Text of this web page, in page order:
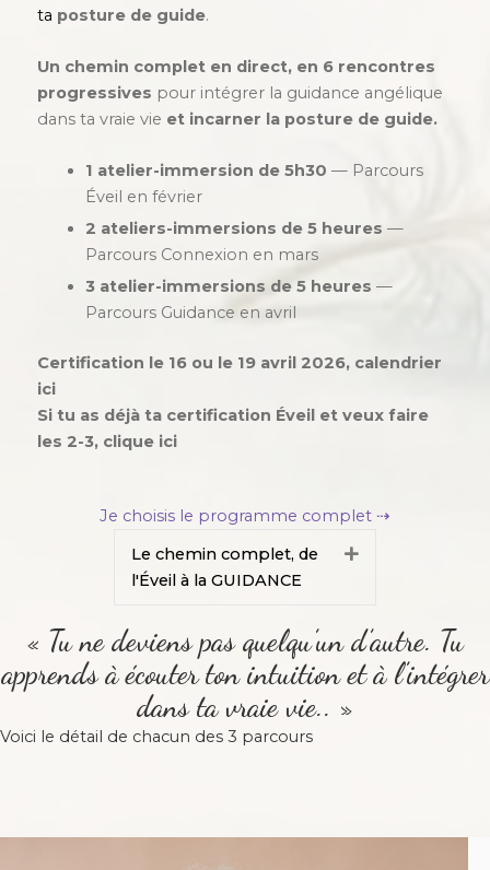
ta posture de guide.
Un chemin complet en direct, en 6 rencontres
progressives pour intégrer la guidance angélique
dans ta vraie vie et incarner la posture de guide.
1 atelier-immersion de 5h30 — Parcours
Éveil en février
2 ateliers-immersions de 5 heures —
Parcours Connexion en mars
3 atelier-immersions de 5 heures —
Parcours Guidance en avril
Certification le 16 ou le 19 avril 2026, calendrier
ici
Si tu as déjà ta certification Éveil et veux faire
les 2-3, clique ici
Je choisis le programme complet ⇢
Le chemin complet, de
l'Éveil à la GUIDANCE
Déplier
« Tu ne deviens pas quelqu’un d’autre. Tu
apprends à écouter ton intuition et à l’intégrer
dans ta vraie vie.. »
Voici le détail de chacun des 3 parcours